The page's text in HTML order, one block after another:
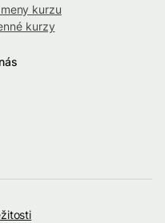
kurzu
kurzy